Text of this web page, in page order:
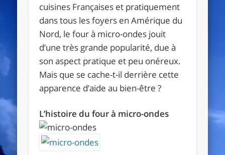
cuisines Françaises et pratiquement
dans tous les foyers en Amérique du
Nord, le four à micro-ondes jouit
d’une très grande popularité, due à
son aspect pratique et peu onéreux.
Mais que se cache-t-il derrière cette
apparence d’aide au bien-être ?
L’histoire du four à micro-ondes